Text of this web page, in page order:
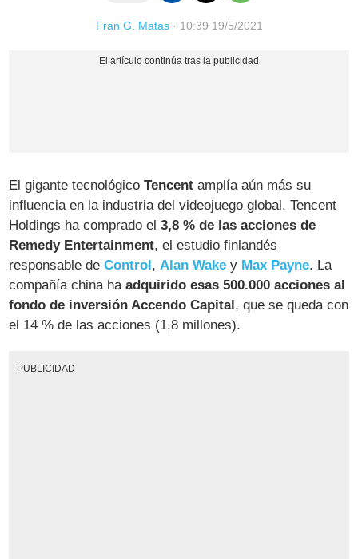
Fran G. Matas· 10:39 19/5/2021
El gigante tecnológicoTencent amplía aún más su
influencia en la industria del videojuego global. Tencent
Holdings ha comprado el3,8 % de las acciones de
Remedy Entertainment, el estudio finlandés
responsable deControl,Alan Wake y Max Payne. La
compañía china haadquirido esas 500.000 acciones al
fondo de inversión Accendo Capital, que se queda con
el 14 % de las acciones (1,8 millones).
PUBLICIDAD